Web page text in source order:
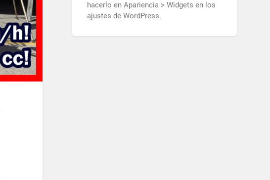
hacerlo en Apariencia > Widgets en los
ajustes de WordPress.